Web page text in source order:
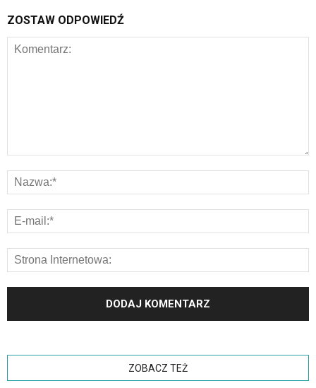
ZOSTAW ODPOWIEDŹ
ZOBACZ TEŻ